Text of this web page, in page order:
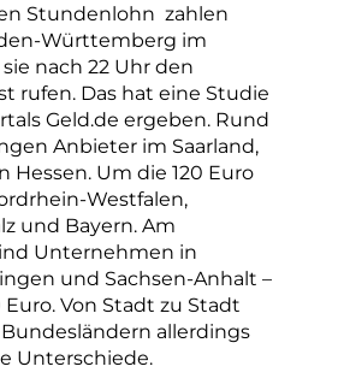
Stundenlohn zahlen
Württemberg im
nach 22 Uhr den
rufen. Das hat eine Studie
Geld.de ergeben. Rund
Anbieter im Saarland,
Hessen. Um die 120 Euro
Westfalen,
und Bayern. Am
Unternehmen in
und Sachsen-Anhalt –
Von Stadt zu Stadt
allerdings
Unterschiede.